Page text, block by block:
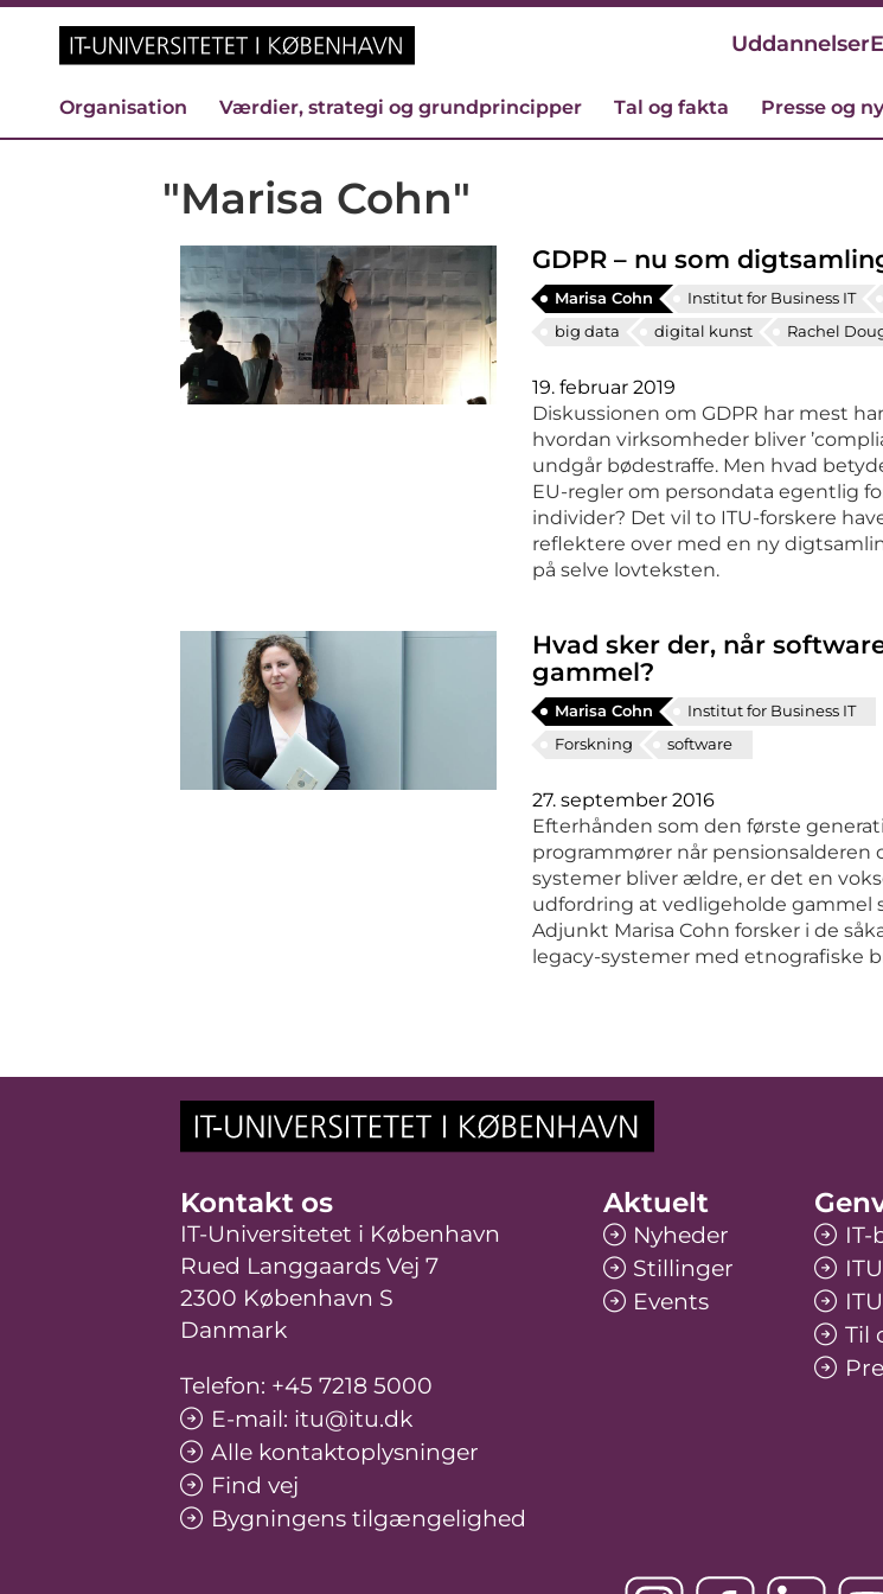
Uddannelser
Organisation Værdier, strategi og grundprincipper Tal og fakta Presse og
"Marisa Cohn"
GDPR – nu som
Marisa Cohn Institut for Business IT
big data
digital kunst Rachel
19. februar 2019
Diskussionen om GDPR har mest
hvordan virksomheder bliver
undgår bødestraffe. Men hvad
EU-regler om persondata egentlig
individer? Det vil to ITU-forskere
reflektere over med en ny
på selve lovteksten.
Hvad sker der, når
gammel?
Marisa Cohn
Institut for Business IT
Forskning
software
27. september 2016
Efterhånden som den første
programmører når pensionsalderen
systemer bliver ældre, er det en
udfordring at vedligeholde gammel
Adjunkt Marisa Cohn forsker i de
legacy-systemer med etnografiske
Kontakt os
IT-Universitetet i København
Rued Langgaards Vej 7
2300 København S
Danmark
Telefon: +45 7218 5000
E-mail: itu@itu.dk
Alle kontaktoplysninger
Find vej
Bygningens tilgængelighed
Aktuelt
Nyheder
Stillinger
Events
Til